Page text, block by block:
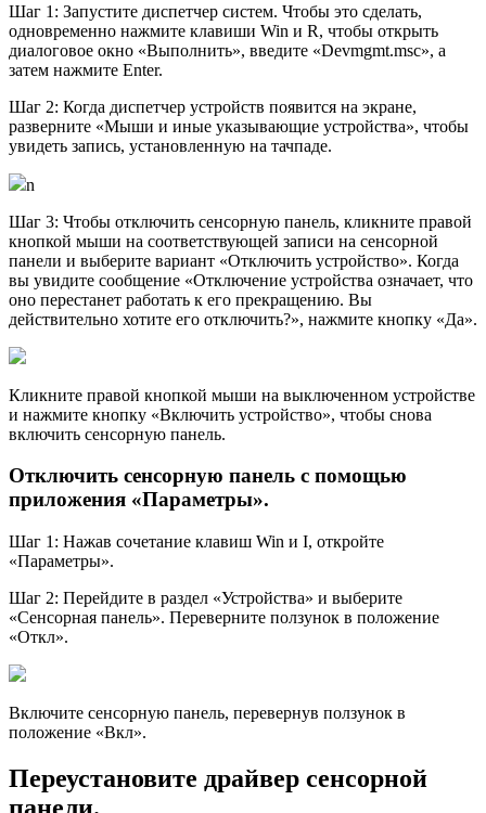
Шаг 1: Запустите диспетчер систем. Чтобы это сделать,
одновременно нажмите клавиши Win и R, чтобы открыть
диалоговое окно «Выполнить», введите «Devmgmt.msc», а
затем нажмите Enter.
Шаг 2: Когда диспетчер устройств появится на экране,
разверните «Мыши и иные указывающие устройства», чтобы
увидеть запись, установленную на тачпаде.
n
Шаг 3: Чтобы отключить сенсорную панель, кликните правой
кнопкой мыши на соответствующей записи на сенсорной
панели и выберите вариант «Отключить устройство». Когда
вы увидите сообщение «Отключение устройства означает, что
оно перестанет работать к его прекращению. Вы
действительно хотите его отключить?», нажмите кнопку «Да».
Кликните правой кнопкой мыши на выключенном устройстве
и нажмите кнопку «Включить устройство», чтобы снова
включить сенсорную панель.
Отключить сенсорную панель с помощью
приложения «Параметры».
Шаг 1: Нажав сочетание клавиш Win и I, откройте
«Параметры».
Шаг 2: Перейдите в раздел «Устройства» и выберите
«Сенсорная панель». Переверните ползунок в положение
«Откл».
Включите сенсорную панель, перевернув ползунок в
положение «Bкл».
Переустановите драйвер сенсорной